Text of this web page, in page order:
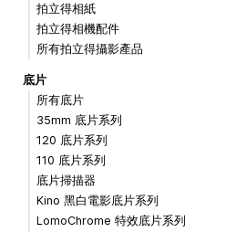
拍立得相紙
拍立得相機配件
所有拍立得攝影產品
底片
所有底片
35mm 底片系列
120 底片系列
110 底片系列
底片掃描器
Kino 黑白電影底片系列
LomoChrome 特效底片系列